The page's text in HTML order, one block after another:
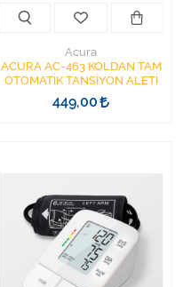
Acura
ACURA AC-463 KOLDAN TAM
OTOMATİK TANSİYON ALETİ
449,00